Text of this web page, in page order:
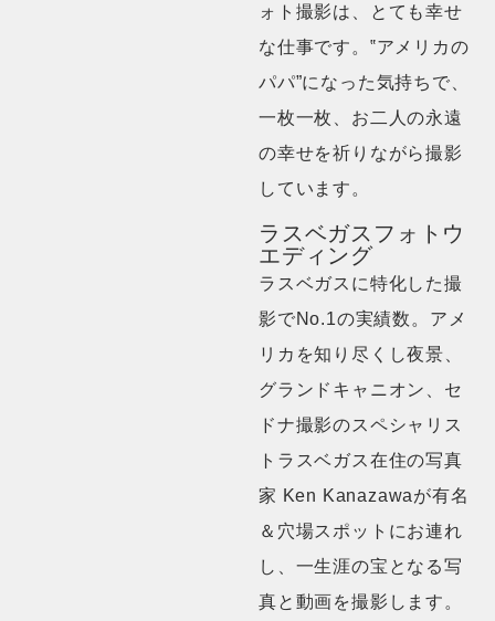
ォト撮影は、とても幸せ
な仕事です。‟アメリカの
パパ”になった気持ちで、
一枚一枚、お二人の永遠
の幸せを祈りながら撮影
しています。
ラスベガスフォトウ
エディング
ラスベガスに特化した撮
影でNo.1の実績数。アメ
リカを知り尽くし夜景、
グランドキャニオン、セ
ドナ撮影のスペシャリス
トラスベガス在住の写真
家 Ken Kanazawaが有名
＆穴場スポットにお連れ
し、一生涯の宝となる写
真と動画を撮影します。